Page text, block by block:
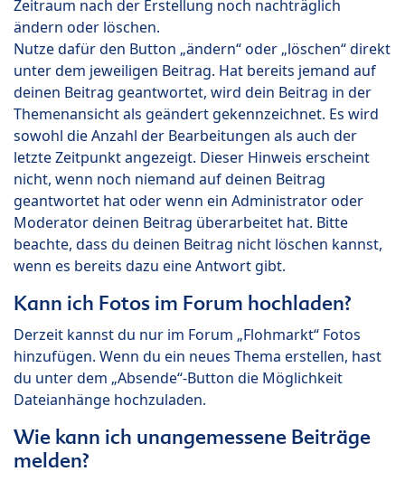
Zeitraum nach der Erstellung noch nachträglich
ändern oder löschen.
Nutze dafür den Button „ändern“ oder „löschen“ direkt
unter dem jeweiligen Beitrag. Hat bereits jemand auf
deinen Beitrag geantwortet, wird dein Beitrag in der
Themenansicht als geändert gekennzeichnet. Es wird
sowohl die Anzahl der Bearbeitungen als auch der
letzte Zeitpunkt angezeigt. Dieser Hinweis erscheint
nicht, wenn noch niemand auf deinen Beitrag
geantwortet hat oder wenn ein Administrator oder
Moderator deinen Beitrag überarbeitet hat. Bitte
beachte, dass du deinen Beitrag nicht löschen kannst,
wenn es bereits dazu eine Antwort gibt.
Kann ich Fotos im Forum hochladen?
Derzeit kannst du nur im Forum „Flohmarkt“ Fotos
hinzufügen. Wenn du ein neues Thema erstellen, hast
du unter dem „Absende“-Button die Möglichkeit
Dateianhänge hochzuladen.
Wie kann ich unangemessene Beiträge
melden?